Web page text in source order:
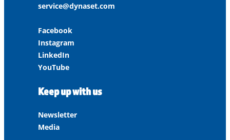
service@dynaset.com
Facebook
Instagram
LinkedIn
YouTube
Keep up with us
Newsletter
Media